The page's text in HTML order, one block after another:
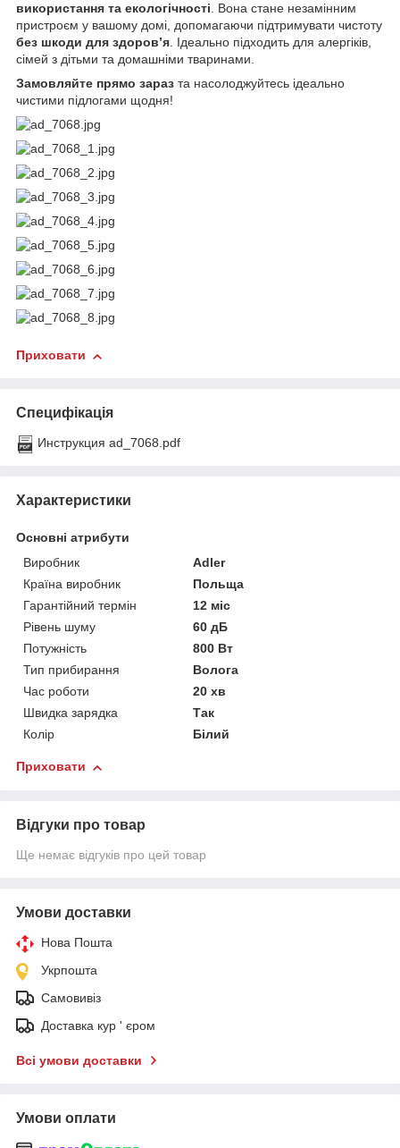
використання та екологічності. Вона стане незамінним
пристроєм у вашому домі, допомагаючи підтримувати чистоту
без шкоди для здоров’я. Ідеально підходить для алергіків,
сімей з дітьми та домашніми тваринами.
Замовляйте прямо зараз та насолоджуйтесь ідеально
чистими підлогами щодня!
Приховати
Специфікація
Инструкция ad_7068.pdf
Характеристики
Основні атрибути
Виробник
Adler
Країна виробник
Польща
Гарантійний термін
12 міс
Рівень шуму
60 дБ
Потужність
800 Вт
Тип прибирання
Волога
Час роботи
20 хв
Швидка зарядка
Так
Колір
Білий
Приховати
Відгуки про товар
Ще немає відгуків про цей товар
Умови доставки
Нова Пошта
Укрпошта
Самовивіз
Доставка кур ' єром
Всі умови доставки
Умови оплати